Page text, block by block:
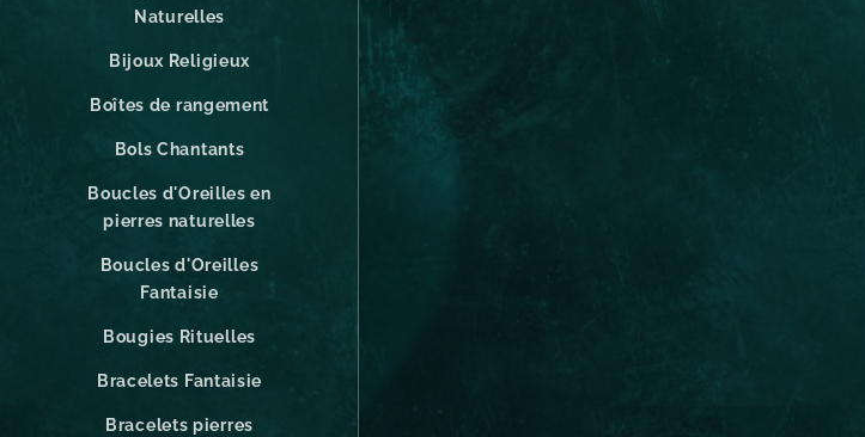
Naturelles
Bijoux Religieux
Boîtes de rangement
Bols Chantants
Boucles d'Oreilles en
pierres naturelles
Boucles d'Oreilles
Fantaisie
Bougies Rituelles
Bracelets Fantaisie
Bracelets pierres